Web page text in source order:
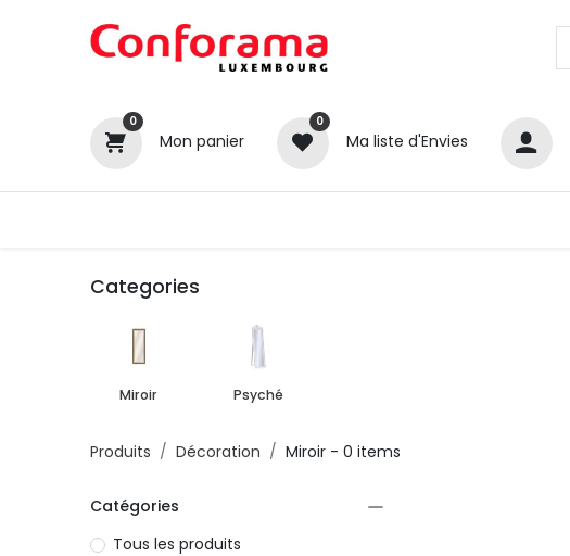
0
Mon panier
0
Ma liste d'Envies
Categories
Miroir Psyché
Produits Décoration Miroir- 0 items
Catégories
Tous les produits